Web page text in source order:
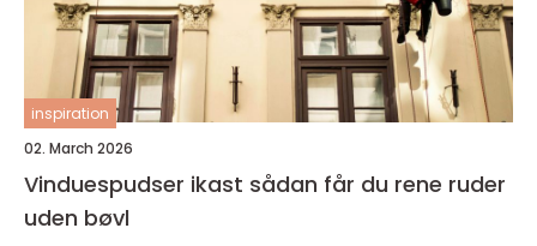
inspiration
02. March 2026
Vinduespudser ikast sådan får du rene ruder
uden bøvl